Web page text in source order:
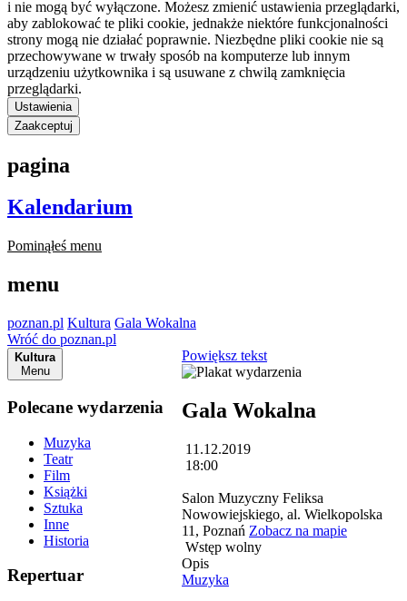
i nie mogą być wyłączone. Możesz zmienić ustawienia przeglądarki,
aby zablokować te pliki cookie, jednakże niektóre funkcjonalności
strony mogą nie działać poprawnie. Niezbędne pliki cookie nie są
przechowywane w trwały sposób na komputerze lub innym
urządzeniu użytkownika i są usuwane z chwilą zamknięcia
przeglądarki.
Ustawienia
Zaakceptuj
pagina
Kalendarium
Pominąłeś menu
menu
poznan.pl Kultura Gala Wokalna
Wróć do poznan.pl
Kultura
Menu
Polecane wydarzenia
Muzyka
Teatr
Film
Książki
Sztuka
Inne
Historia
Repertuar
Powiększ tekst
Gala Wokalna
11.12.2019
18:00
Salon Muzyczny Feliksa
Nowowiejskiego, al. Wielkopolska
11, Poznań Zobacz na mapie
Wstęp wolny
Opis
Muzyka